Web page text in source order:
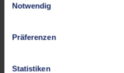
Notwendig
Präferenzen
Statistiken
UP TO DATE